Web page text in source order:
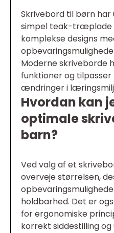
Skrivebord til børn har
simpel teak-træplade
komplekse designs
Moderne skriveborde
funktioner og
ændringer i
Hvordan kan
optimale
barn?
Ved valg af et
overveje størrelsen,
holdbarhed. Det er
for ergonomiske
korrekt siddestilling